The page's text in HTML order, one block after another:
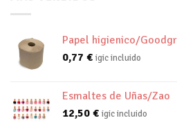
Papel higienico/
0,77 € igic incluido
Esmaltes de Uñas/Zao
12,50 € igic incluido